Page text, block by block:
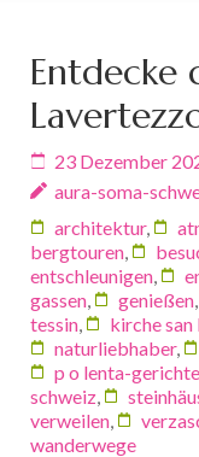
Entdecke
23 Dezember
aura-soma-
architektur,
bergtouren
entschleunigen
gassen
genießen
tessin
kirche
naturliebhaber,
p o lenta-gerichte
schweiz
verweilen
wanderwege